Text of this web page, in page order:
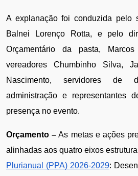
A explanação foi conduzida pelo
Balnei Lorenço Rotta, e pelo
Orçamentário da pasta,
vereadores Chumbinho Silva,
Nascimento, servidores de
administração e representantes
presença no evento.
Orçamento – As metas e ações
alinhadas aos quatro eixos
Plurianual (PPA) 2026-2029: